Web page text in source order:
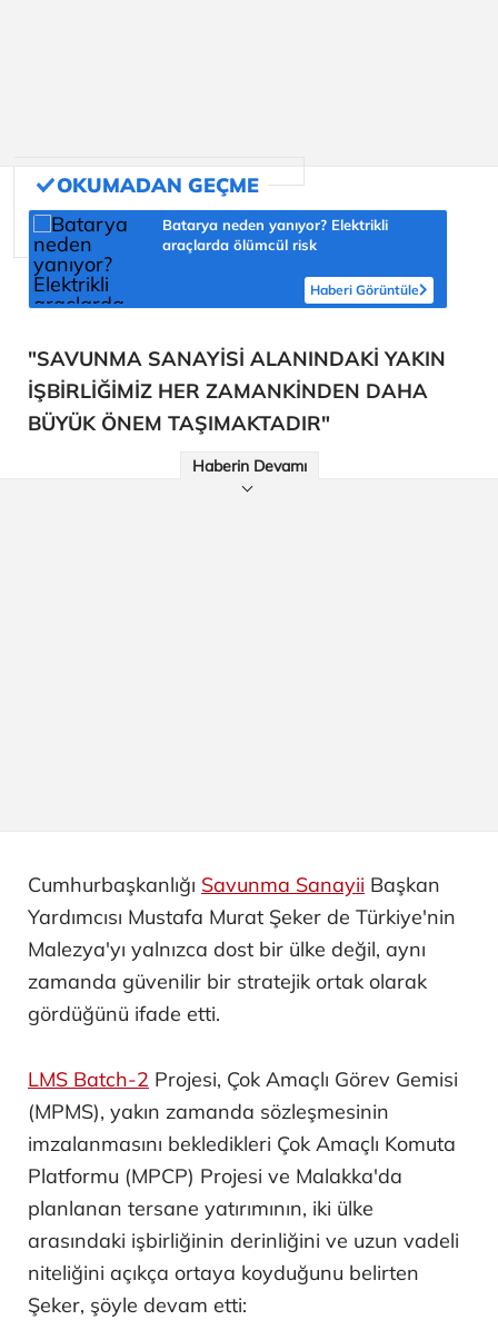
Batarya neden yanıyor? Elektrikli
araçlarda ölümcül risk
Haberi Görüntüle
"SAVUNMA SANAYİSİ ALANINDAKİ YAKIN
İŞBİRLİĞİMİZ HER ZAMANKİNDEN DAHA
BÜYÜK ÖNEM TAŞIMAKTADIR"
Haberin Devamı
Cumhurbaşkanlığı Savunma Sanayii Başkan
Yardımcısı Mustafa Murat Şeker de Türkiye'nin
Malezya'yı yalnızca dost bir ülke değil, aynı
zamanda güvenilir bir stratejik ortak olarak
gördüğünü ifade etti.
LMS Batch-2 Projesi, Çok Amaçlı Görev Gemisi
(MPMS), yakın zamanda sözleşmesinin
imzalanmasını bekledikleri Çok Amaçlı Komuta
Platformu (MPCP) Projesi ve Malakka'da
planlanan tersane yatırımının, iki ülke
arasındaki işbirliğinin derinliğini ve uzun vadeli
niteliğini açıkça ortaya koyduğunu belirten
Şeker, şöyle devam etti: